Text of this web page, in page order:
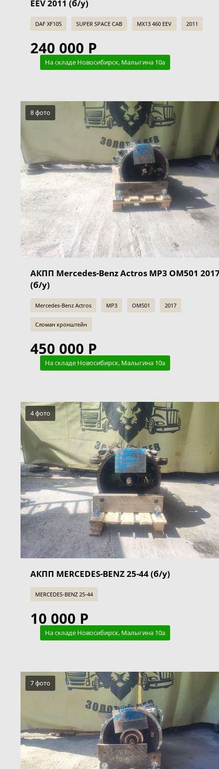
EEV 2011 (б/у)
DAF XF105 SUPER SPACE CAB MX13 460 EEV 2011
240 000 Р
На складе Новосибирск, Малыгина 10а
8 фото
АКПП Mercedes-Benz Actros MP3 OM501
(б/у)
Mercedes-Benz Actros MP3 OM501 2017
Сломан кронштейн
450 000 Р
На складе Новосибирск, Малыгина 10а
4 фото
АКПП MERCEDES-BENZ 25-44 (б/у)
MERCEDES-BENZ 25-44
10 000 Р
На складе Новосибирск, Малыгина 10а
7 фото